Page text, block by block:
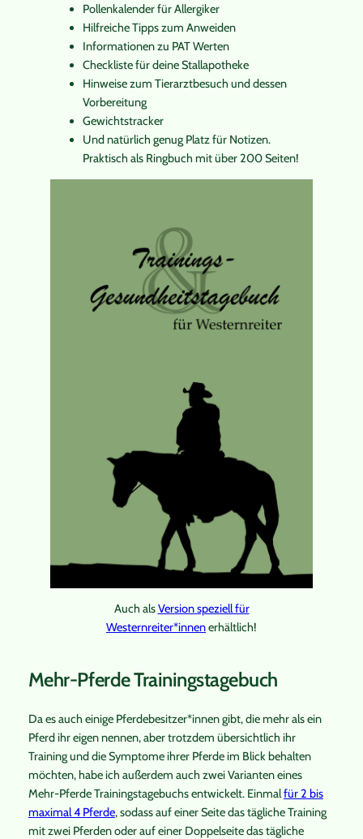
Pollenkalender für Allergiker
Hilfreiche Tipps zum Anweiden
Informationen zu PAT Werten
Checkliste für deine Stallapotheke
Hinweise zum Tierarztbesuch und dessen
Vorbereitung
Gewichtstracker
Und natürlich genug Platz für Notizen.
Praktisch als Ringbuch mit über 200 Seiten!
Auch alsVersion speziell für
Westernreiter*innenerhältlich!
Mehr-Pferde Trainingstagebuch
Da es auch einige Pferdebesitzer*innen gibt, die mehr als ein
Pferd ihr eigen nennen, aber trotzdem übersichtlich ihr
Training und die Symptome ihrer Pferde im Blick behalten
möchten, habe ich außerdem auch zwei Varianten eines
Mehr-Pferde Trainingstagebuchs entwickelt. Einmalfür 2 bis
maximal 4 Pferde, sodass auf einer Seite das tägliche Training
mit zwei Pferden oder auf einer Doppelseite das tägliche